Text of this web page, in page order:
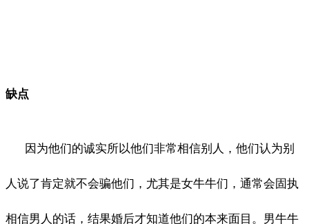
缺点
因为他们的诚实所以他们非常相信别人，他们认为别
人说了肯定就不会骗他们，尤其是女牛牛们，通常会固执
相信男人的话，结果婚后才知道他们的本来面目。男牛牛